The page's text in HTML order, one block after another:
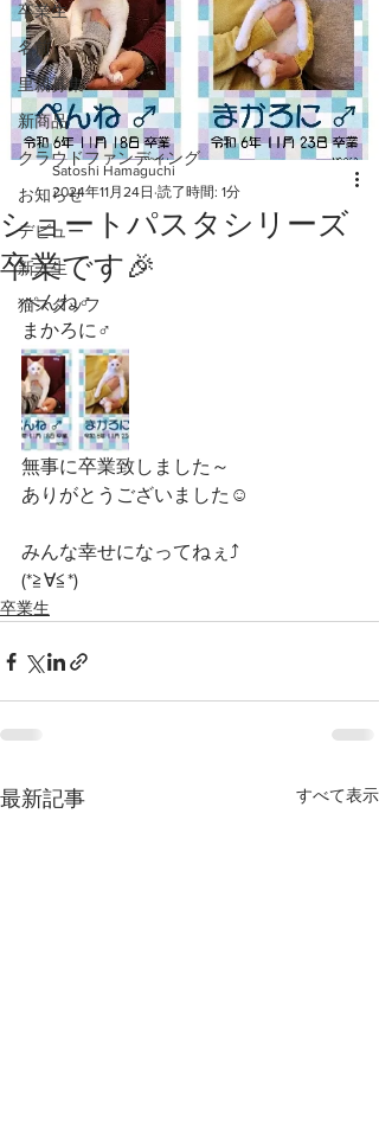
卒業生
名前
里親募集
新商品
クラウドファンディング
お知らせ
デビュー
新入生
猫スタッフ
ショートパスタシリーズ
卒業です🎉
Satoshi Hamaguchi
2024年11月24日 読了時間: 1分
ぺんね♂️
まかろに♂️
無事に卒業致しました～
ありがとうございました☺️
みんな幸せになってねぇ⤴️
(*≧∀≦*)
卒業生
最新記事 すべて表示